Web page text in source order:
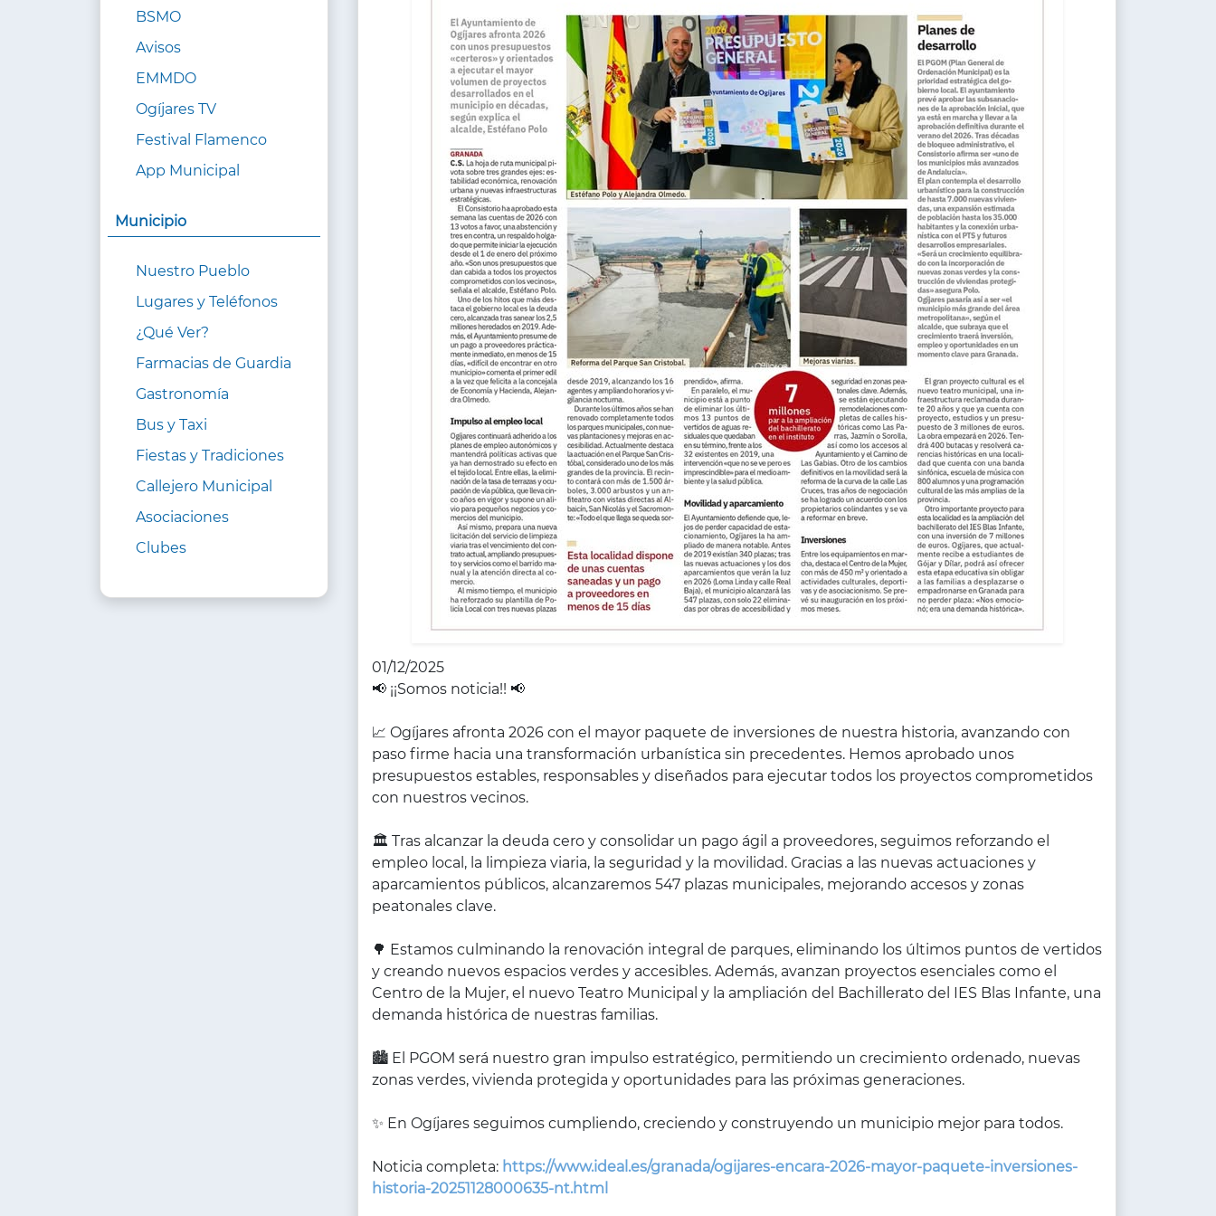
BSMO
Avisos
EMMDO
Ogíjares TV
Festival Flamenco
App Municipal
Municipio
Nuestro Pueblo
Lugares y Teléfonos
¿Qué Ver?
Farmacias de Guardia
Gastronomía
Bus y Taxi
Fiestas y Tradiciones
Callejero Municipal
Asociaciones
Clubes
01/12/2025
📢 ¡¡Somos noticia!! 📢
📈 Ogíjares afronta 2026 con el mayor paquete de inversiones de nuestra historia, avanzando con
paso firme hacia una transformación urbanística sin precedentes. Hemos aprobado unos
presupuestos estables, responsables y diseñados para ejecutar todos los proyectos comprometidos
con nuestros vecinos.
🏛️ Tras alcanzar la deuda cero y consolidar un pago ágil a proveedores, seguimos reforzando el
empleo local, la limpieza viaria, la seguridad y la movilidad. Gracias a las nuevas actuaciones y
aparcamientos públicos, alcanzaremos 547 plazas municipales, mejorando accesos y zonas
peatonales clave.
🌳 Estamos culminando la renovación integral de parques, eliminando los últimos puntos de vertidos
y creando nuevos espacios verdes y accesibles. Además, avanzan proyectos esenciales como el
Centro de la Mujer, el nuevo Teatro Municipal y la ampliación del Bachillerato del IES Blas Infante, una
demanda histórica de nuestras familias.
🏙️ El PGOM será nuestro gran impulso estratégico, permitiendo un crecimiento ordenado, nuevas
zonas verdes, vivienda protegida y oportunidades para las próximas generaciones.
✨ En Ogíjares seguimos cumpliendo, creciendo y construyendo un municipio mejor para todos.
Noticia completa: https://www.ideal.es/granada/ogijares-encara-2026-mayor-paquete-inversiones-
historia-20251128000635-nt.html